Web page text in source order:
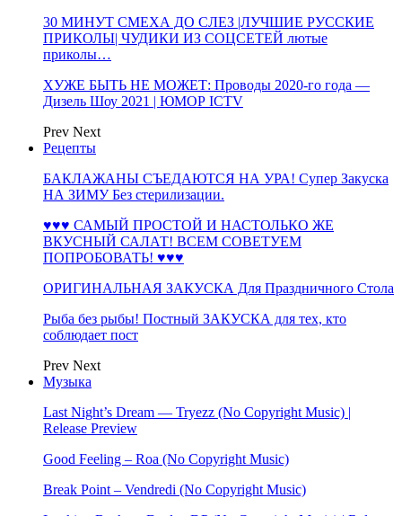
30 МИНУТ СМЕХА ДО СЛЕЗ |ЛУЧШИЕ РУССКИЕ
ПРИКОЛЫ| ЧУДИКИ ИЗ СОЦСЕТЕЙ лютые
приколы…
ХУЖЕ БЫТЬ НЕ МОЖЕТ: Проводы 2020-го года —
Дизель Шоу 2021 | ЮМОР ICTV
Prev Next
Рецепты
БАКЛАЖАНЫ СЪЕДАЮТСЯ НА УРА! Супер Закуска
НА ЗИМУ Без стерилизации.
♥♥♥ САМЫЙ ПРОСТОЙ И НАСТОЛЬКО ЖЕ
ВКУСНЫЙ САЛАТ! ВСЕМ СОВЕТУЕМ
ПОПРОБОВАТЬ! ♥♥♥
ОРИГИНАЛЬНАЯ ЗАКУСКА Для Праздничного Стола
Рыба без рыбы! Постный ЗАКУСКА для тех, кто
соблюдает пост
Prev Next
Музыка
Last Night’s Dream — Tryezz (No Copyright Music) |
Release Preview
Good Feeling – Roa (No Copyright Music)
Break Point – Vendredi (No Copyright Music)